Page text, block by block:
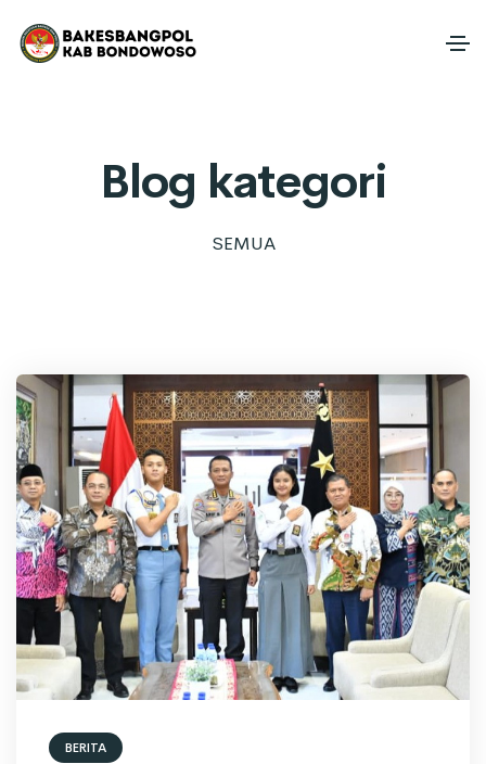
Blog kategori
SEMUA
BERITA